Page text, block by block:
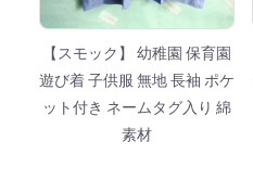
【スモック】 幼稚園 保育園
遊び着 子供服 無地 長袖 ポケ
ット付き ネームタグ入り 綿
素材